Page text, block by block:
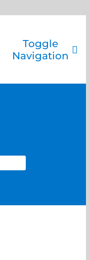
Toggle
Navigation